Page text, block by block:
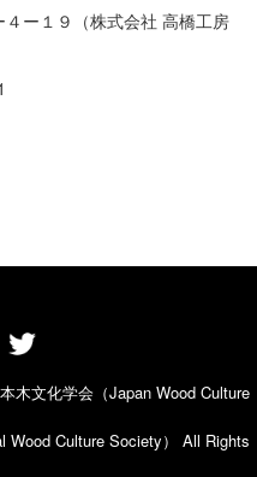
ー１９（株式会社 高橋工房
木文化学会（Japan Wood Culture
Wood Culture Society） All Rights